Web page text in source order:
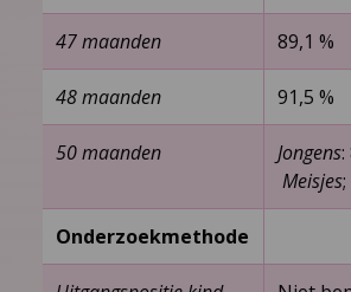
47 maanden 89,1 %
48 maanden 91,5 %
50 maanden Jongens:
Meisjes
Onderzoekmethode